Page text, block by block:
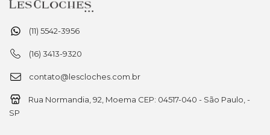
(11) 5542-3956
(16) 3413-9320
contato@lescloches.com.br
Rua Normandia, 92, Moema CEP: 04517-040 - São Paulo, -
SP